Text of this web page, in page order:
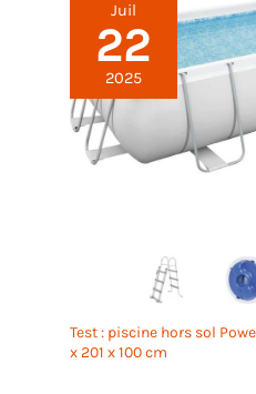
Juil
22
2025
Test : piscine hors sol
x 201 x 100 cm